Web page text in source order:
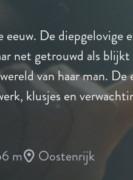
De diepgelovige
net getrouwd als
van haar man.
klusjes en
m Oostenrijk